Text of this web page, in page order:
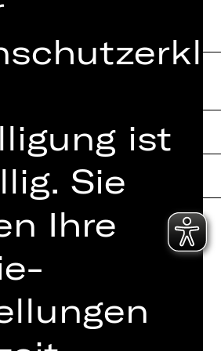
ZVB/L
AGB
ist
Sie
Ihre